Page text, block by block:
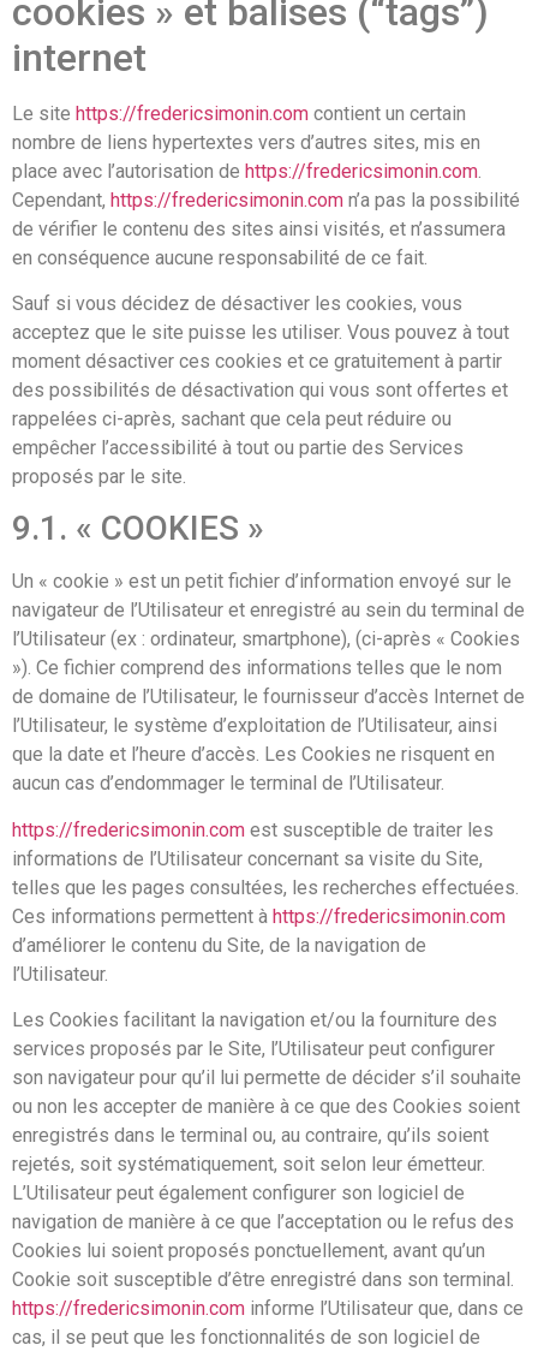
cookies » et balises (“tags”)
internet
Le site https://fredericsimonin.com contient un certain
nombre de liens hypertextes vers d’autres sites, mis en
place avec l’autorisation de https://fredericsimonin.com
Cependant, https://fredericsimonin.com n’a pas la possibilité
de vérifier le contenu des sites ainsi visités, et n’assumera
en conséquence aucune responsabilité de ce fait.
Sauf si vous décidez de désactiver les cookies, vous
acceptez que le site puisse les utiliser. Vous pouvez à tout
moment désactiver ces cookies et ce gratuitement à partir
des possibilités de désactivation qui vous sont offertes et
rappelées ci-après, sachant que cela peut réduire ou
empêcher l’accessibilité à tout ou partie des Services
proposés par le site.
9.1. « COOKIES »
Un « cookie » est un petit fichier d’information envoyé sur le
navigateur de l’Utilisateur et enregistré au sein du terminal de
l’Utilisateur (ex : ordinateur, smartphone), (ci-après « Cookies
»). Ce fichier comprend des informations telles que le nom
de domaine de l’Utilisateur, le fournisseur d’accès Internet de
l’Utilisateur, le système d’exploitation de l’Utilisateur, ainsi
que la date et l’heure d’accès. Les Cookies ne risquent en
aucun cas d’endommager le terminal de l’Utilisateur.
https://fredericsimonin.com est susceptible de traiter les
informations de l’Utilisateur concernant sa visite du Site,
telles que les pages consultées, les recherches effectuées.
Ces informations permettent à https://fredericsimonin.com
d’améliorer le contenu du Site, de la navigation de
l’Utilisateur.
Les Cookies facilitant la navigation et/ou la fourniture des
services proposés par le Site, l’Utilisateur peut configurer
son navigateur pour qu’il lui permette de décider s’il souhaite
ou non les accepter de manière à ce que des Cookies soient
enregistrés dans le terminal ou, au contraire, qu’ils soient
rejetés, soit systématiquement, soit selon leur émetteur.
L’Utilisateur peut également configurer son logiciel de
navigation de manière à ce que l’acceptation ou le refus des
Cookies lui soient proposés ponctuellement, avant qu’un
Cookie soit susceptible d’être enregistré dans son terminal.
https://fredericsimonin.com informe l’Utilisateur que, dans ce
cas, il se peut que les fonctionnalités de son logiciel de